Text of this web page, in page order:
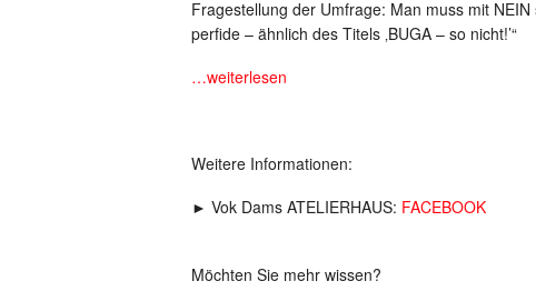
Fragestellung der Umfrage: Man muss mit
perfide – ähnlich des Titels ‚BUGA – so nicht!’“
…weiterlesen
Weitere Informationen:
► Vok Dams ATELIERHAUS: FACEBOOK
Möchten Sie mehr wissen?